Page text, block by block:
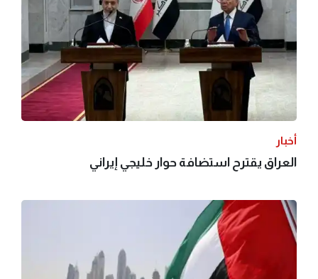
أخبار
العراق يقترح استضافة حوار خليجي إيراني